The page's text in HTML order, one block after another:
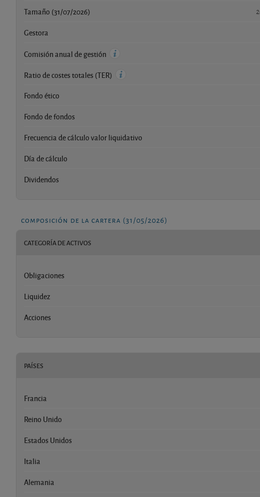
Tamaño (31/07/2026)
Gestora
Comisión anual de gestión
Ratio de costes totales (TER)
Fondo ético
Fondo de fondos
Frecuencia de cálculo valor liquidativo
Día de cálculo
Dividendos
composición de la cartera (31/05/2026)
CATEGORÍA DE ACTIVOS
Obligaciones
Liquidez
Acciones
PAÍSES
Francia
Reino Unido
Estados Unidos
Italia
Alemania